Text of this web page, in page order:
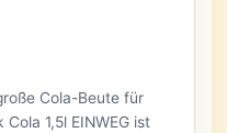
Cola-Beute für
1,5l EINWEG ist